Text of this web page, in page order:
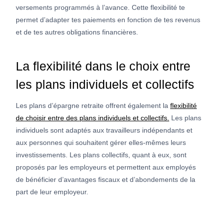
versements programmés à l’avance. Cette flexibilité te
permet d’adapter tes paiements en fonction de tes revenus
et de tes autres obligations financières.
La flexibilité dans le choix entre
les plans individuels et collectifs
Les plans d’épargne retraite offrent également la flexibilité
de choisir entre des plans individuels et collectifs. Les plans
individuels sont adaptés aux travailleurs indépendants et
aux personnes qui souhaitent gérer elles-mêmes leurs
investissements. Les plans collectifs, quant à eux, sont
proposés par les employeurs et permettent aux employés
de bénéficier d’avantages fiscaux et d’abondements de la
part de leur employeur.